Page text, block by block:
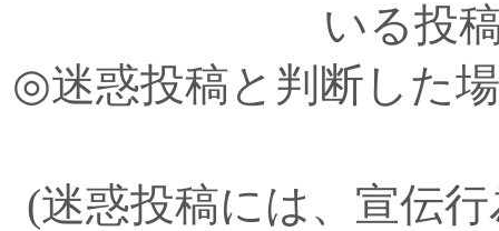
いる投
◎迷惑投稿と判断した
(迷惑投稿には、宣伝